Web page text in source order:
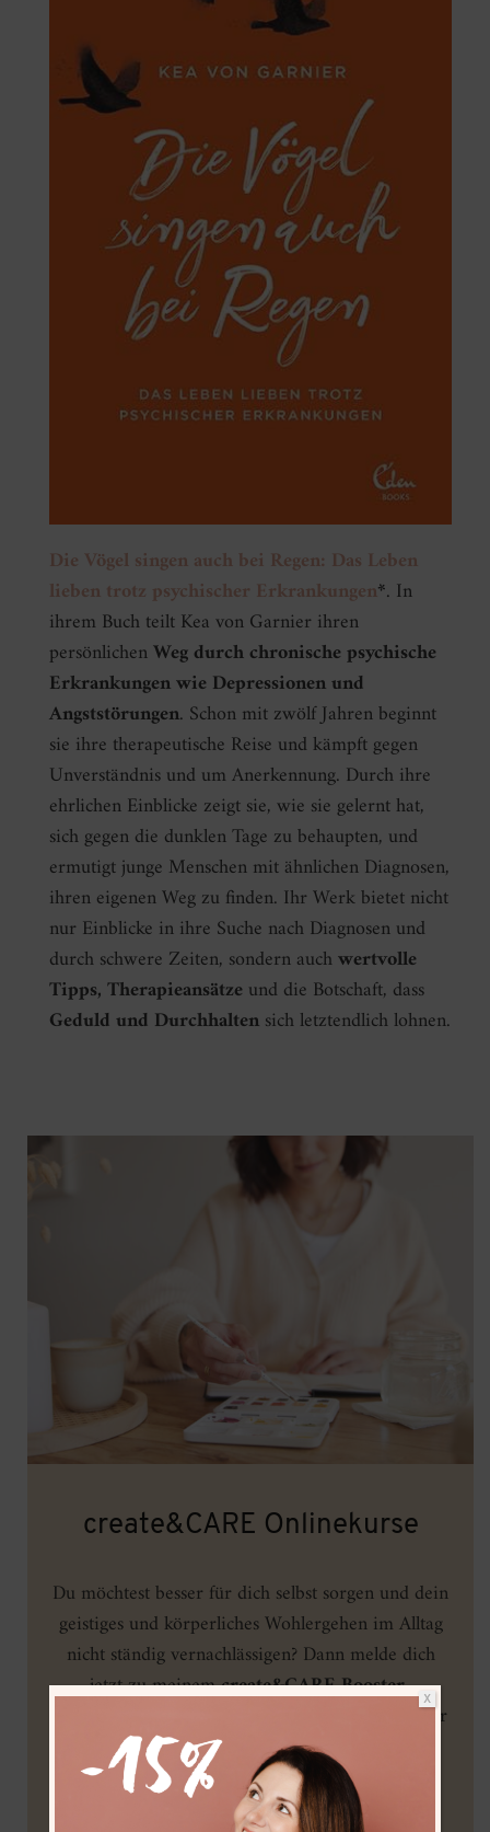
Die Vögel singen auch bei Regen: Das Leben
lieben trotz psychischer Erkrankungen*. In
ihrem Buch teilt Kea von Garnier ihren
persönlichenWeg durch chronische psychische
Erkrankungen wie Depressionen und
Angststörungen. Schon mit zwölf Jahren beginnt
sie ihre therapeutische Reise und kämpft gegen
Unverständnis und um Anerkennung. Durch ihre
ehrlichen Einblicke zeigt sie, wie sie gelernt hat,
sich gegen die dunklen Tage zu behaupten, und
ermutigt junge Menschen mit ähnlichen Diagnosen,
ihren eigenen Weg zu finden. Ihr Werk bietet nicht
nur Einblicke in ihre Suche nach Diagnosen und
durch schwere Zeiten, sondern auchwertvolle
Tipps, Therapieansätzeund die Botschaft, dass
Geduld und Durchhaltensich letztendlich lohnen.
create&CARE Onlinekurse
Du möchtest besser für dich selbst sorgen und dein
geistiges und körperliches Wohlergehen im Alltag
nicht ständig vernachlässigen? Dann melde dich
jetzt zu meinemcreate&CARE Booster-
an und mach dich gemeinsam mit mir
auf die Entdeckungsreise zu deiner eigenen,
kreativen Selbstfürsorge-Routine
X